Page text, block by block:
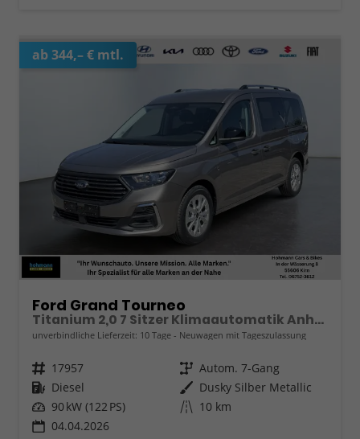
ab 344,– € mtl.
Ford Grand Tourneo
Titanium 2,0 7 Sitzer Klimaautomatik Anhängerkupplung Sitzheizung Einparkhilfe Kamera 17 Zoll Leichtmetall ACC
unverbindliche Lieferzeit: 10 Tage Neuwagen mit Tageszulassung
Fahrzeugnr. 17957 Getriebe Autom. 7-Gang
Kraftstoff Diesel Außenfarbe Dusky Silber Metallic
Leistung 90 kW (122 PS) Kilometerstand 10 km
04.04.2026